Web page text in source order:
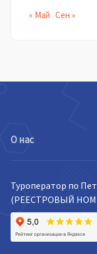
« Май Сен »
О нас
Туроператор по
(РЕЕСТРОВЫЙ